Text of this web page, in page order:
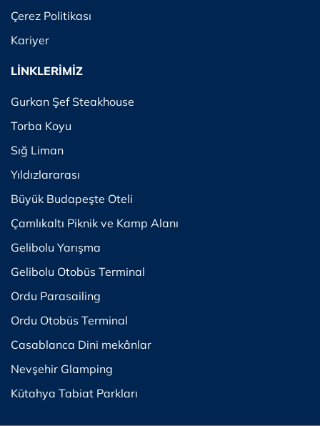
Çerez Politikası
Kariyer
LİNKLERİMİZ
Gurkan Şef Steakhouse
Torba Koyu
Sığ Liman
Yıldızlararası
Büyük Budapeşte Oteli
Çamlıkaltı Piknik ve Kamp Alanı
Gelibolu Yarışma
Gelibolu Otobüs Terminal
Ordu Parasailing
Ordu Otobüs Terminal
Casablanca Dini mekânlar
Nevşehir Glamping
Kütahya Tabiat Parkları